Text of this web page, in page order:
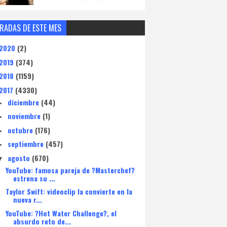
DE ESTE MES
2020 (2)
2019 (374)
2018 (1159)
2017 (4330)
diciembre (44)
noviembre (1)
octubre (176)
septiembre (457)
agosto (670)
YouTube: famosa pareja de ?Masterchef?
estrena su ...
Taylor Swift: videoclip la convierte en la
nueva r...
YouTube: ?Hot Water Challenge?, el
absurdo reto de...